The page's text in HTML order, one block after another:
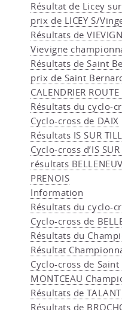
Résultat de Licey
prix de LICEY S/
Résultats de
Vievigne
Résultats de Saint
prix de Saint
CALENDRIER
Résultats du cyclo-
Cyclo-cross de DAIX
Résultats IS SUR
Cyclo-cross d’IS SUR
résultats
PRENOIS
Information
Résultats du cyclo-
Cyclo-cross de
Résultats du
Résultat
Cyclo-cross de Saint
MONTCEAU
Résultats de TALANT
Résultats de